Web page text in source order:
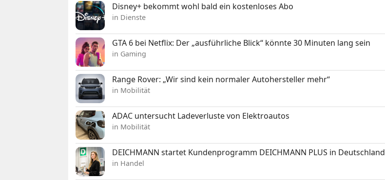
Disney+ bekommt wohl bald ein kostenloses Abo
in Dienste
GTA 6 bei Netflix: Der „ausführliche Blick“ könnte 30 Minuten lang sein
in Gaming
Range Rover: „Wir sind kein normaler Autohersteller mehr“
in Mobilität
ADAC untersucht Ladeverluste von Elektroautos
in Mobilität
DEICHMANN startet Kundenprogramm DEICHMANN PLUS in Deutschland
in Handel